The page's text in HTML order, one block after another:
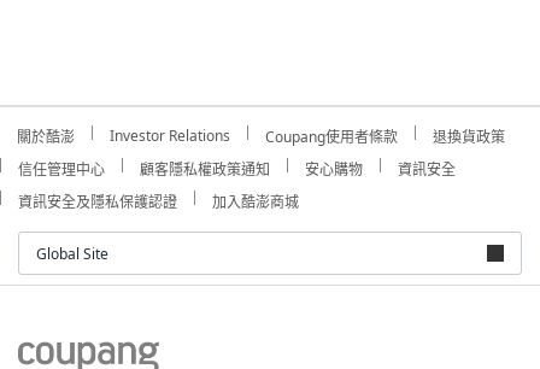
關於酷澎 Investor Relations Coupang使用者條款
退換貨政策
信任管理中心
顧客隱私權政策通知 安心購物
資訊安全
資訊安全及隱私保護認證
加入酷澎商城
Global Site